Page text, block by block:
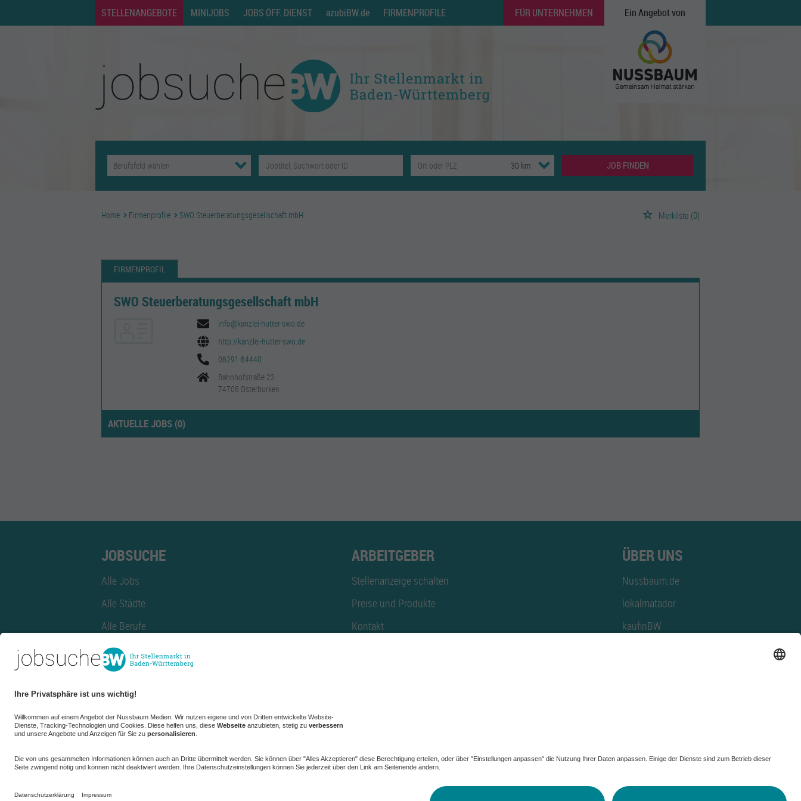
STELLENANGEBOTE MINIJOBS JOBS ÖFF. DIENST azubiBW.de FIRMENPROFILE FÜR UNTERNEHMEN Ein Angebot von
JOB FINDEN
Home Firmenprofile SWO Steuerberatungsgesellschaft mbH Merkliste (0)
FIRMENPROFIL
SWO Steuerberatungsgesellschaft mbH
info@kanzlei-hutter-swo.de
http://kanzlei-hutter-swo.de
06291 64440
Bahnhofstraße 22
74706 Osterburken
AKTUELLE JOBS (0)
JOBSUCHE
Alle Jobs
Alle Städte
Alle Berufe
Alle Berufe nach Stadt
Alle Tätigkeitsbereiche
Alle Tätigkeitsbereiche nach Stadt
azubiBW.de
Minijobs
Firmenprofil
ARBEITGEBER
Stellenanzeige schalten
Preise und Produkte
Kontakt
ÜBER UNS
Nussbaum.de
lokalmatador
kaufinBW